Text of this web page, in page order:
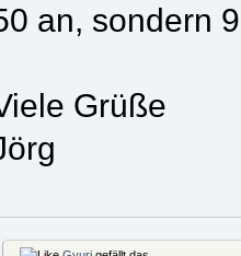
an, sondern
Grüße